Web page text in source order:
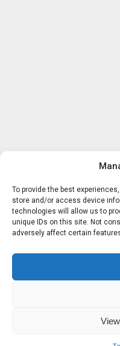
To provide the best
store and/or access device
technologies will allow us to
unique IDs on this site. Not
adversely affect certain